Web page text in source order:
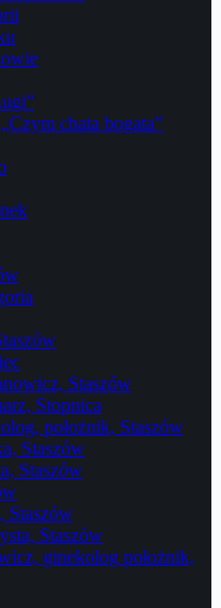
chata bogata”
Staszów
Stopnica
położnik, Staszów
Staszów
Staszów
Staszów
Staszów
ginekolog położnik,